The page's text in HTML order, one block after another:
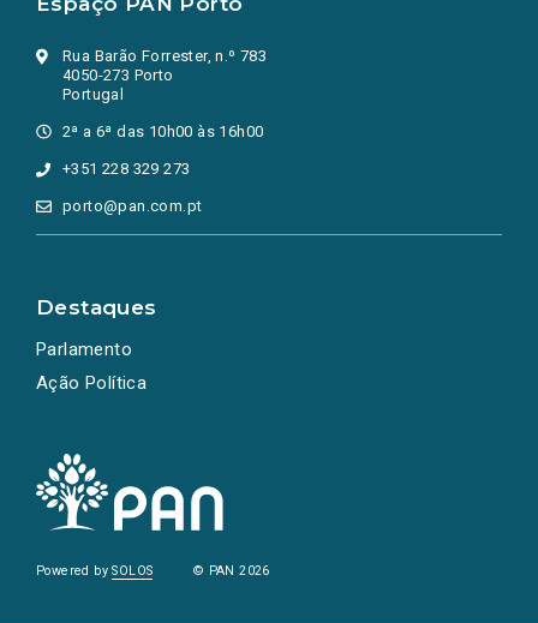
Rua Barão Forrester, n.º 783
4050-273 Porto
Portugal
2ª a 6ª das 10h00 às 16h00
+351 228 329 273
porto@pan.com.pt
Destaques
Parlamento
Ação Política
Powered bySOLOS © PAN 2026